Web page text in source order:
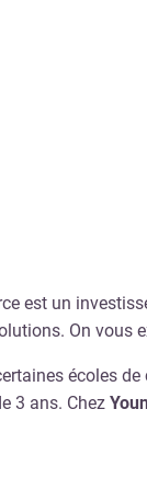
est un
On vous
écoles
3 ans. Chez